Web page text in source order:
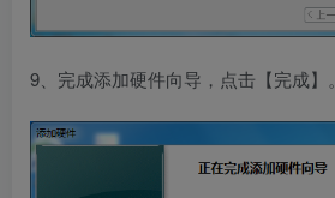
9、完成添加硬件向导，点击【完成】。